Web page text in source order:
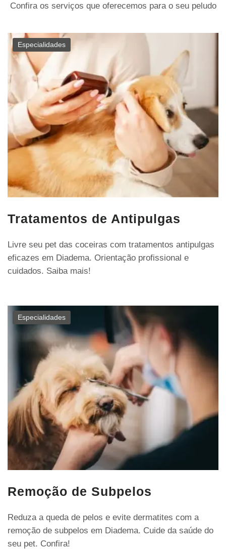
Confira os serviços que oferecemos para o seu peludo
Especialidades
Tratamentos de Antipulgas
Livre seu pet das coceiras com tratamentos antipulgas
eficazes em Diadema. Orientação profissional e
cuidados. Saiba mais!
Especialidades
Remoção de Subpelos
Reduza a queda de pelos e evite dermatites com a
remoção de subpelos em Diadema. Cuide da saúde do
seu pet. Confira!